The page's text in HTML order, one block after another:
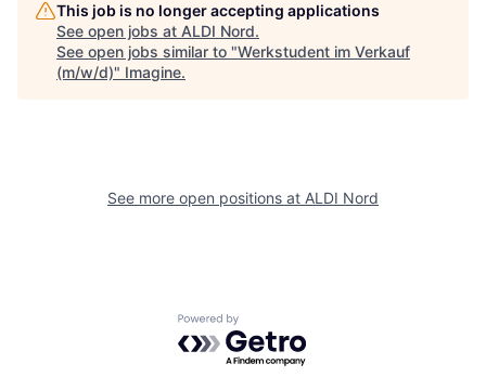
This job is no longer accepting applications
See open jobs at ALDI Nord.
See open jobs similar to "Werkstudent im Verkauf
(m/w/d)" Imagine.
See more open positions at ALDI Nord
Powered by Getro.com